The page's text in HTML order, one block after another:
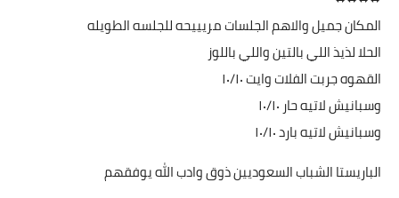
المكان جميل والاهم الجلسات مريييحه للجلسه الطويله
الحلا لذيذ اللي بالتين واللي باللوز
القهوه جربت الفلات وايت ١٠/١٠
وسبانيش لاتيه حار ١٠/١٠
وسبانيش لاتيه بارد ١٠/١٠
الباريستا الشباب السعوديين ذوق وادب الله يوفقهم